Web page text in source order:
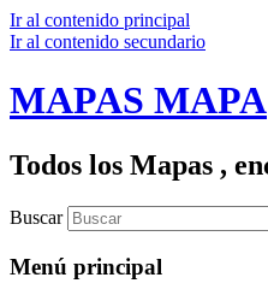
Ir al contenido principal
Ir al contenido secundario
MAPAS MAPA
Todos los Mapas ,
Buscar
Menú principal